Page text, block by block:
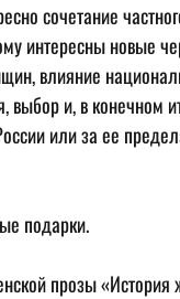
сочетание
интересны новые
влияние
и, в конечном
или за ее
подарки.
прозы «История